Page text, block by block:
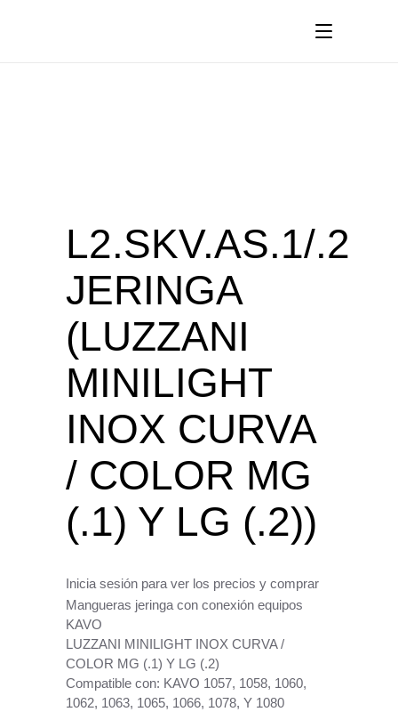
L2.SKV.AS.1/.2
JERINGA
(LUZZANI
MINILIGHT
INOX CURVA
/ COLOR MG
(.1) Y LG (.2))
Inicia sesión para ver los precios y comprar
Mangueras jeringa con conexión equipos
KAVO
LUZZANI MINILIGHT INOX CURVA /
COLOR MG (.1) Y LG (.2)
Compatible con: KAVO 1057, 1058, 1060,
1062, 1063, 1065, 1066, 1078, Y 1080